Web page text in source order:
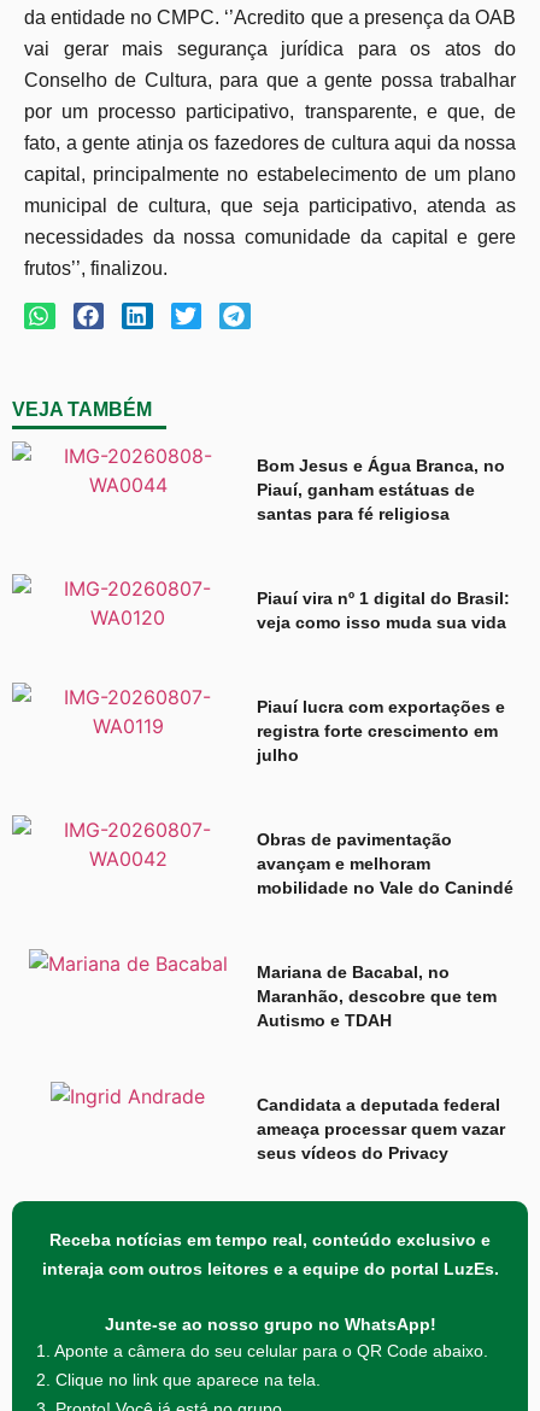
da entidade no CMPC. ‘’Acredito que a presença da OAB
vai gerar mais segurança jurídica para os atos do
Conselho de Cultura, para que a gente possa trabalhar
por um processo participativo, transparente, e que, de
fato, a gente atinja os fazedores de cultura aqui da nossa
capital, principalmente no estabelecimento de um plano
municipal de cultura, que seja participativo, atenda as
necessidades da nossa comunidade da capital e gere
frutos’’, finalizou.
VEJA TAMBÉM
Bom Jesus e Água Branca, no
Piauí, ganham estátuas de
santas para fé religiosa
Piauí vira nº 1 digital do Brasil:
veja como isso muda sua vida
Piauí lucra com exportações e
registra forte crescimento em
julho
Obras de pavimentação
avançam e melhoram
mobilidade no Vale do Canindé
Mariana de Bacabal, no
Maranhão, descobre que tem
Autismo e TDAH
Candidata a deputada federal
ameaça processar quem vazar
seus vídeos do Privacy
Receba notícias em tempo real, conteúdo exclusivo e
interaja com outros leitores e a equipe do portal LuzEs.
Junte-se ao nosso grupo no WhatsApp!
1. Aponte a câmera do seu celular para o QR Code abaixo.
2. Clique no link que aparece na tela.